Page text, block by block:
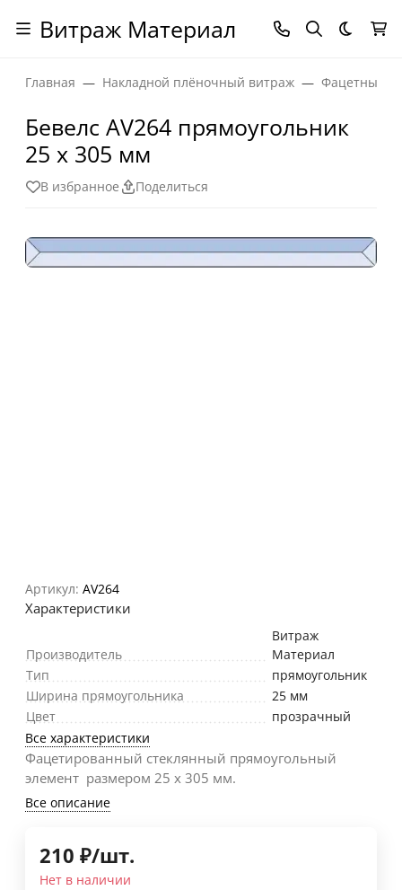
Витраж Материал Темная
Главная Накладной плёночный витраж Фацетные
Бевелс AV264 прямоугольник
25 х 305 мм
В избранное Поделиться
Артикул: AV264
Характеристики
Производитель
Витраж
Материал
Тип
прямоугольник
Ширина прямоугольника
25 мм
Цвет
прозрачный
Все характеристики
Фацетированный стеклянный прямоугольный
элемент размером 25 х 305 мм.
Все описание
210 ₽/шт.
Нет в наличии